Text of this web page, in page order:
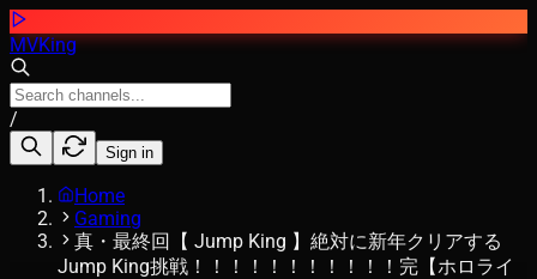
MVKing
/
Sign in
Home
Gaming
真・最終回【 Jump King 】絶対に新年クリアする
Jump King挑戦！！！！！！！！！！！完【ホロライ